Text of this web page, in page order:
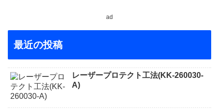
ad
最近の投稿
レーザープロテクト⼯法(KK-260030-
A)